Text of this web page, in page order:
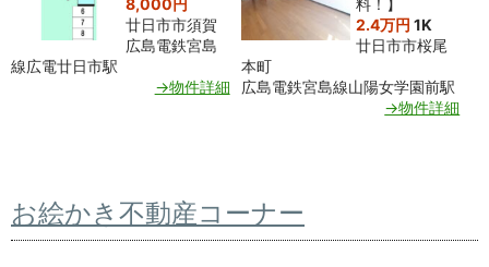
8,000円
廿日市市須賀
広島電鉄宮島
線広電廿日市駅
→物件詳細
料！】
2.4万円 1K
廿日市市桜尾
本町
広島電鉄宮島線山陽女学園前駅
→物件詳細
お絵かき不動産コーナー